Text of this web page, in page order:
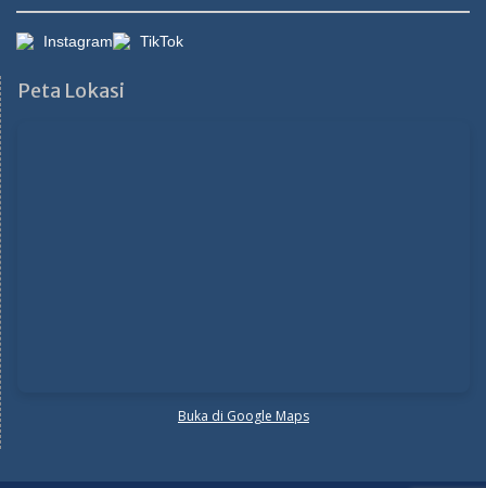
Instagram TikTok
Peta Lokasi
Buka di Google Maps